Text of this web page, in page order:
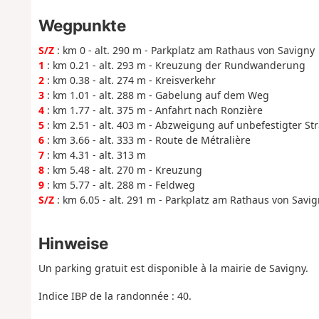
Wegpunkte
S/Z: km 0 - alt. 290 m - Parkplatz am Rathaus von Savigny
1 : km 0.21 - alt. 293 m - Kreuzung der Rundwanderung
2: km 0.38 - alt. 274 m - Kreisverkehr
3: km 1.01 - alt. 288 m - Gabelung auf dem Weg
4: km 1.77 - alt. 375 m - Anfahrt nach Ronzière
5: km 2.51 - alt. 403 m - Abzweigung auf unbefestigter
6: km 3.66 - alt. 333 m - Route de Métralière
7: km 4.31 - alt. 313 m
8: km 5.48 - alt. 270 m - Kreuzung
9: km 5.77 - alt. 288 m - Feldweg
S/Z: km 6.05 - alt. 291 m - Parkplatz am Rathaus von
Hinweise
Un parking gratuit est disponible à la mairie de Savigny.
Indice IBP de la randonnée : 40.